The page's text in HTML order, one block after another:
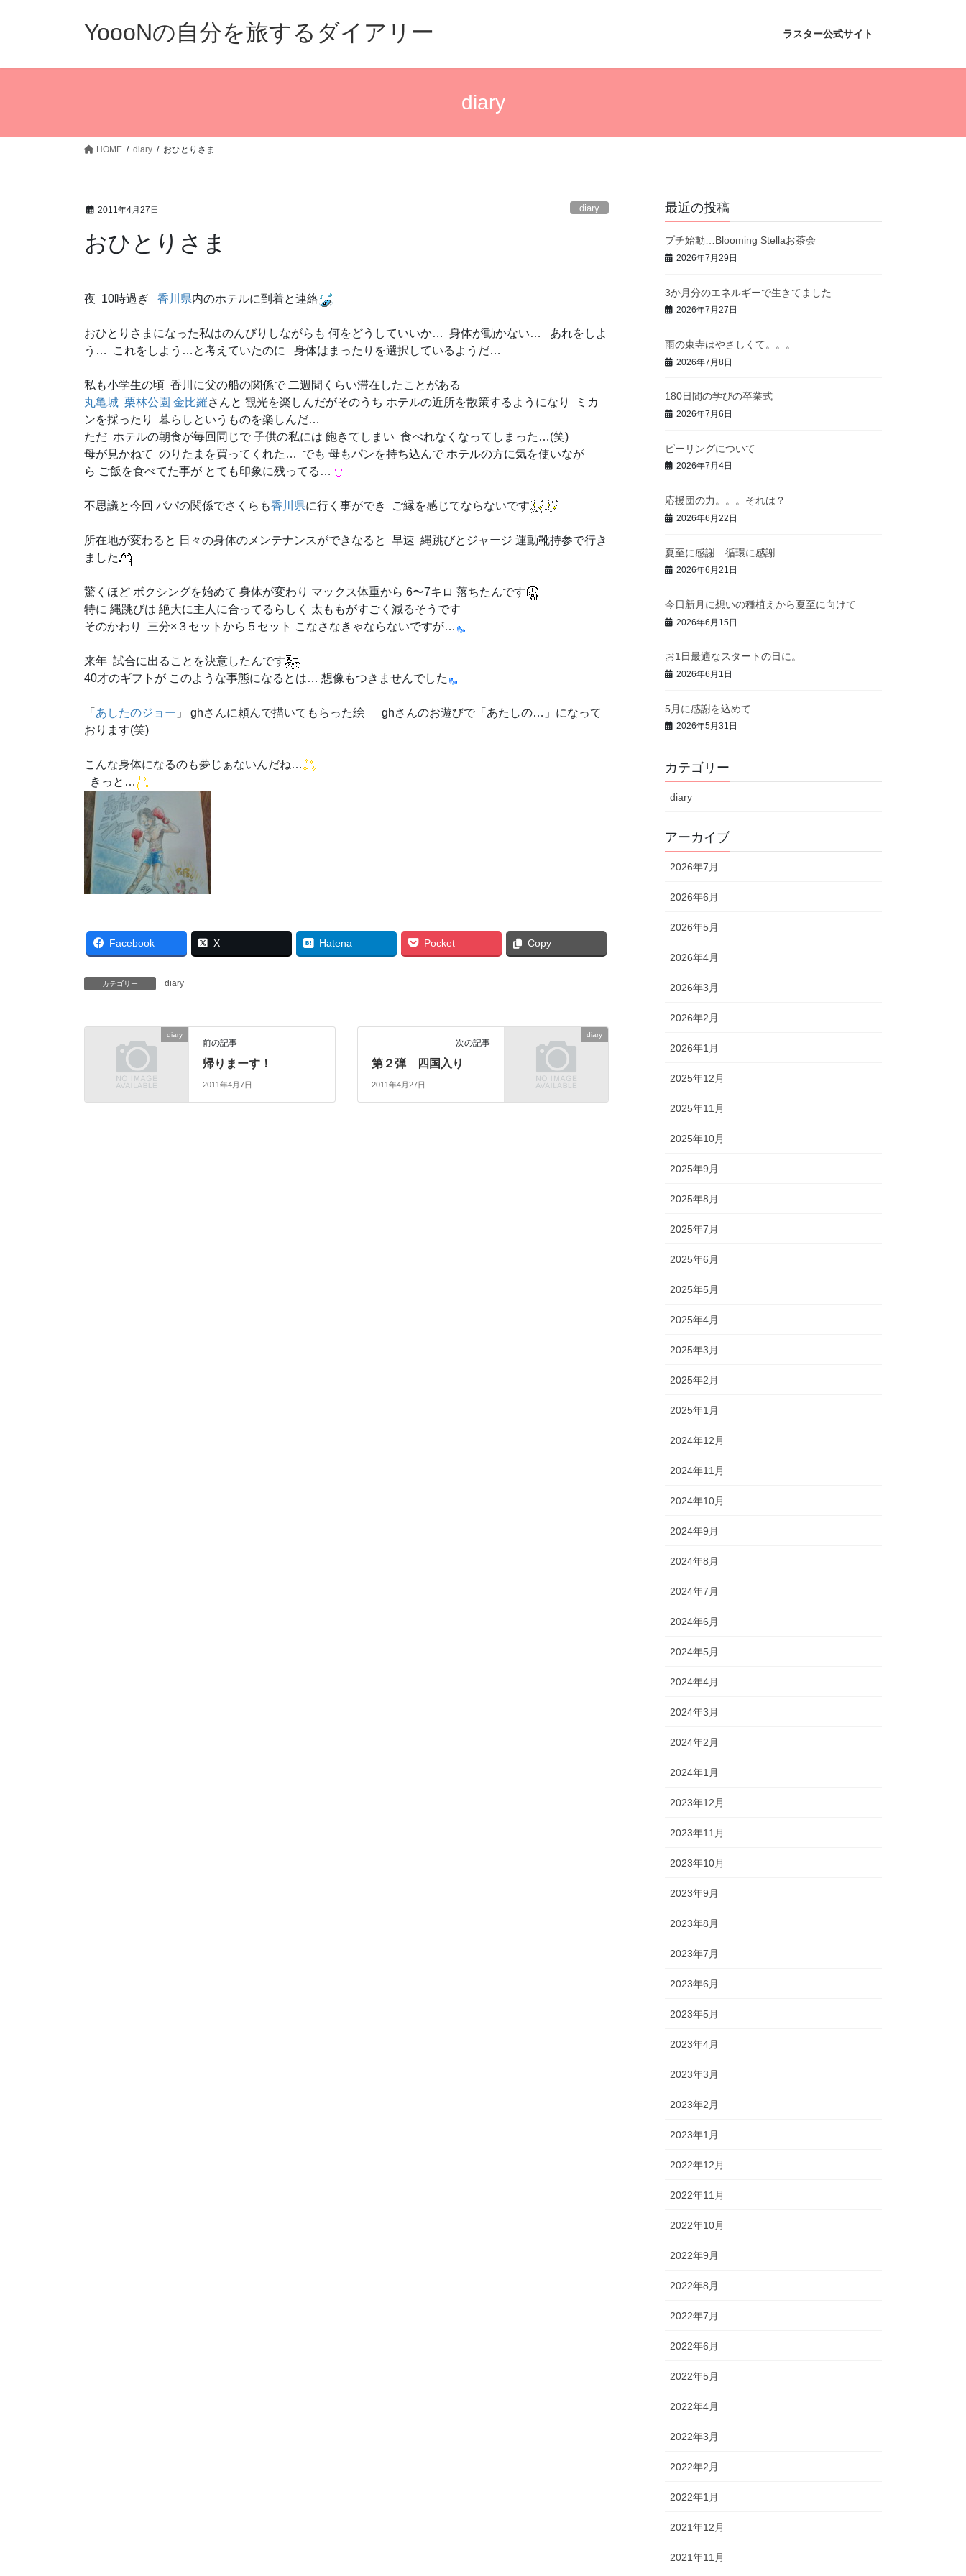
YoooNの自分を旅するダイアリー ラスター公式サイト
diary
HOME diary おひとりさま
2011年4月27日 diary
おひとりさま
夜 10時過ぎ 香川県内のホテルに到着と連絡
おひとりさまになった私はのんびりしながらも 何をどうしていいか… 身体が動かない… あれをしよ
う… これをしよう…と考えていたのに 身体はまったりを選択しているようだ…
私も小学生の頃 香川に父の船の関係で 二週間くらい滞在したことがある
丸亀城 栗林公園 金比羅さんと 観光を楽しんだがそのうち ホテルの近所を散策するようになり ミカ
ンを採ったり 暮らしというものを楽しんだ…
ただ ホテルの朝食が毎回同じで 子供の私には 飽きてしまい 食べれなくなってしまった…(笑)
母が見かねて のりたまを買ってくれた… でも 母もパンを持ち込んで ホテルの方に気を使いなが
ら ご飯を食べてた事が とても印象に残ってる…
不思議と今回 パパの関係でさくらも香川県に行く事ができ ご縁を感じてならないです
所在地が変わると 日々の身体のメンテナンスができなると 早速 縄跳びとジャージ 運動靴持参で行き
ました
驚くほど ボクシングを始めて 身体が変わり マックス体重から 6〜7キロ 落ちたんです
特に 縄跳びは 絶大に主人に合ってるらしく 太ももがすごく減るそうです
そのかわり 三分×３セットから５セット こなさなきゃならないですが…
来年 試合に出ることを決意したんです
40才のギフトが このような事態になるとは… 想像もつきませんでした
「 あしたのジョー 」 ghさんに頼んで描いてもらった絵 ghさんのお遊びで「あたしの…」になって
おります(笑)
こんな身体になるのも夢じぁないんだね…
きっと…
Facebook X Hatena Pocket Copy
カテゴリー diary
diary
前の記事
帰りまーす！
2011年4月7日
diary
次の記事
第２弾 四国入り
2011年4月27日
最近の投稿
プチ始動…Blooming Stellaお茶会
2026年7月29日
3か月分のエネルギーで生きてました
2026年7月27日
雨の東寺はやさしくて。。。
2026年7月8日
180日間の学びの卒業式
2026年7月6日
ピーリングについて
2026年7月4日
応援団の力。。。それは？
2026年6月22日
夏至に感謝 循環に感謝
2026年6月21日
今日新月に想いの種植えから夏至に向けて
2026年6月15日
お1日最適なスタートの日に。
2026年6月1日
5月に感謝を込めて
2026年5月31日
カテゴリー
diary
アーカイブ
2026年7月
2026年6月
2026年5月
2026年4月
2026年3月
2026年2月
2026年1月
2025年12月
2025年11月
2025年10月
2025年9月
2025年8月
2025年7月
2025年6月
2025年5月
2025年4月
2025年3月
2025年2月
2025年1月
2024年12月
2024年11月
2024年10月
2024年9月
2024年8月
2024年7月
2024年6月
2024年5月
2024年4月
2024年3月
2024年2月
2024年1月
2023年12月
2023年11月
2023年10月
2023年9月
2023年8月
2023年7月
2023年6月
2023年5月
2023年4月
2023年3月
2023年2月
2023年1月
2022年12月
2022年11月
2022年10月
2022年9月
2022年8月
2022年7月
2022年6月
2022年5月
2022年4月
2022年3月
2022年2月
2022年1月
2021年12月
2021年11月